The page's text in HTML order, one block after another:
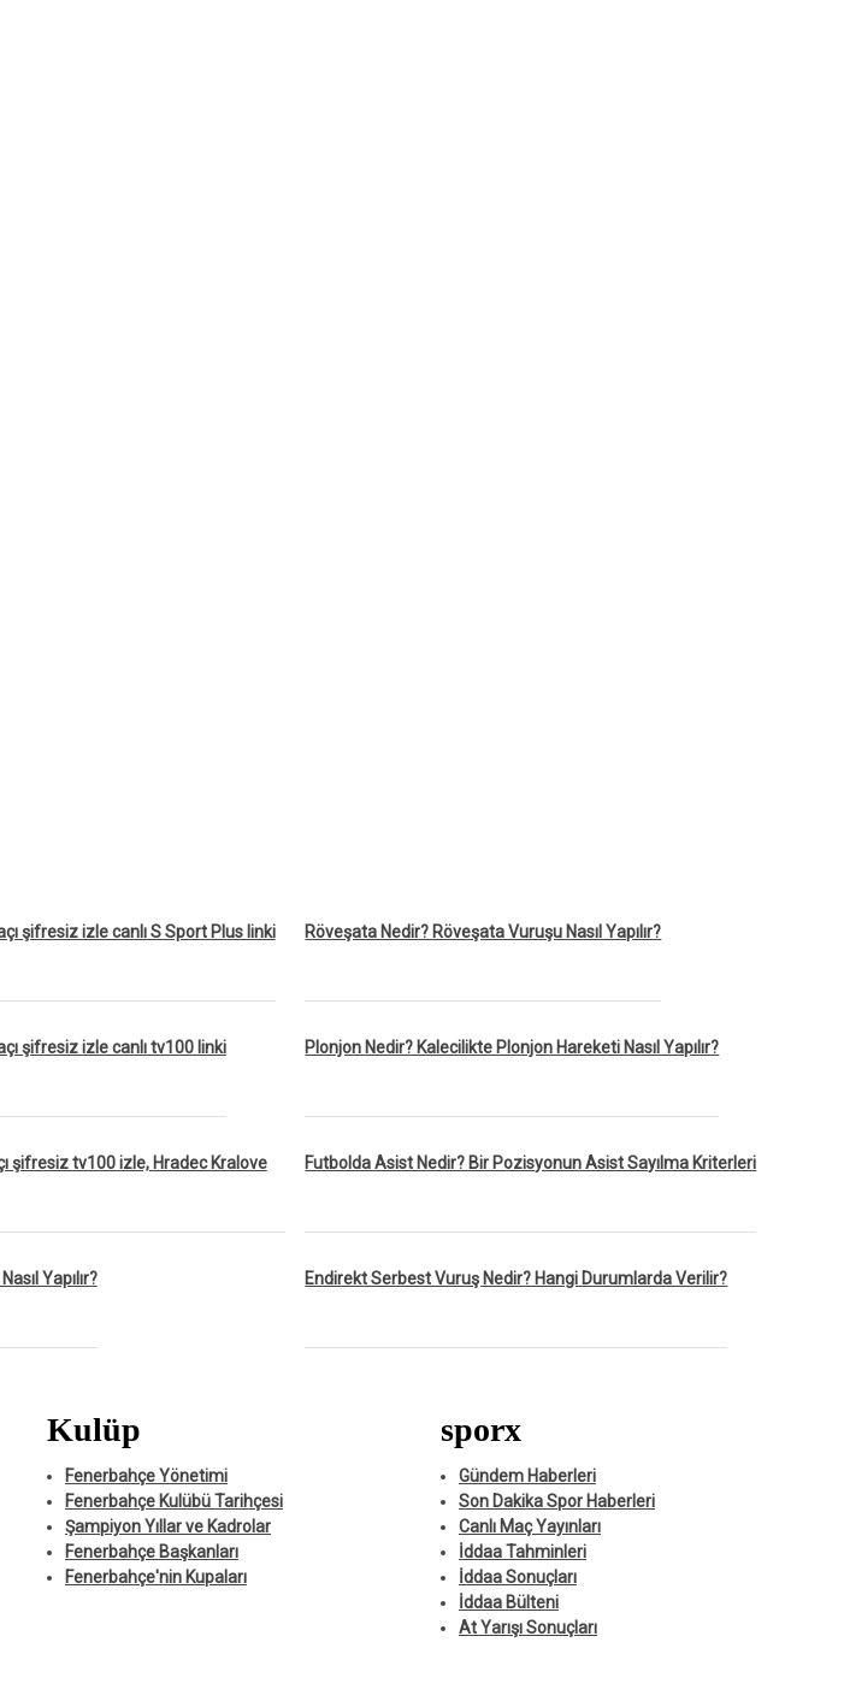
şifresiz izle canlı S Sport Plus linki
şifresiz izle canlı tv100 linki
şifresiz tv100 izle, Hradec Kralove
Yapılır?
Röveşata Nedir? Röveşata Vuruşu Nasıl Yapılır?
Plonjon Nedir? Kalecilikte Plonjon Hareketi Nasıl Yapılır?
Futbolda Asist Nedir? Bir Pozisyonun Asist Sayılma Kriterleri
Endirekt Serbest Vuruş Nedir? Hangi Durumlarda Verilir?
Kulüp
Fenerbahçe Yönetimi
Fenerbahçe Kulübü Tarihçesi
Şampiyon Yıllar ve Kadrolar
Fenerbahçe Başkanları
Fenerbahçe'nin Kupaları
sporx
Gündem Haberleri
Son Dakika Spor Haberleri
Canlı Maç Yayınları
İddaa Tahminleri
İddaa Sonuçları
İddaa Bülteni
At Yarışı Sonuçları